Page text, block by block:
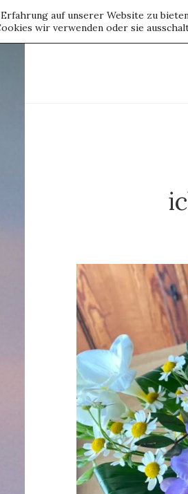
auf unserer Website zu
wir verwenden oder sie